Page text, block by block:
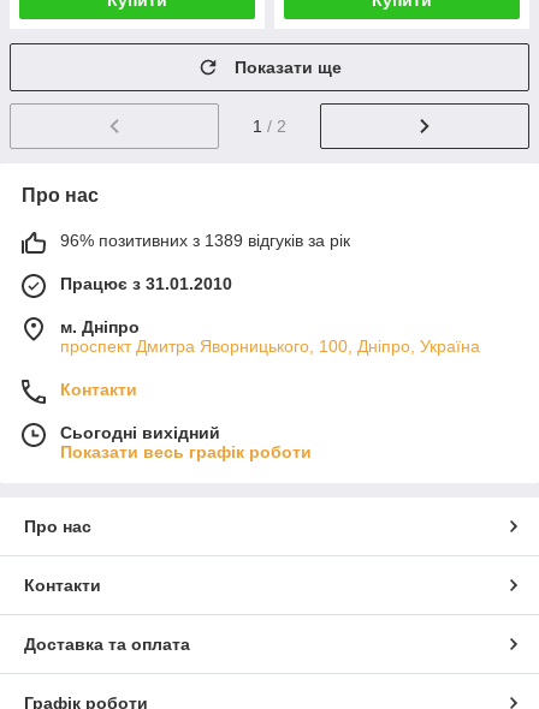
Показати ще
1 / 2
Про нас
96% позитивних з 1389 відгуків за рік
Працює з 31.01.2010
м. Дніпро
проспект Дмитра Яворницького, 100, Дніпро, Україна
Контакти
Сьогодні вихідний
Показати весь графік роботи
Про нас
Контакти
Доставка та оплата
Графік роботи